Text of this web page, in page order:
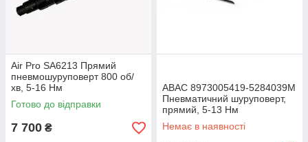
Air Pro SA6213 Прямий
пневмошуруповерт 800 об/
хв, 5-16 Нм
Готово до відправки
7 700 ₴
ABAC 8973005419-5284039М
Пневматичний шуруповерт,
прямий, 5-13 Нм
Немає в наявності